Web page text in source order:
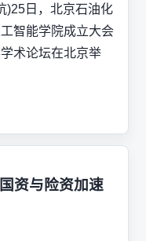
)25日，北京石油化
智能学院成立大会
术论坛在北京举
资与险资加速